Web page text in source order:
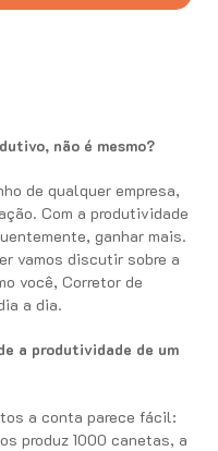
não é mesmo?
de qualquer empresa,
Com a produtividade
ganhar mais.
vamos discutir sobre a
você, Corretor de
a dia.
a produtividade de um
a conta parece fácil:
produz 1000 canetas, a